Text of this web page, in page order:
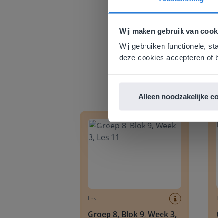
Wij maken gebruik van
Wij gebruiken functionele,
deze cookies accepteren of
Alleen noodzakelijke
Les
Groep 8, Blok 9, Week 3,
Deze
Gezien